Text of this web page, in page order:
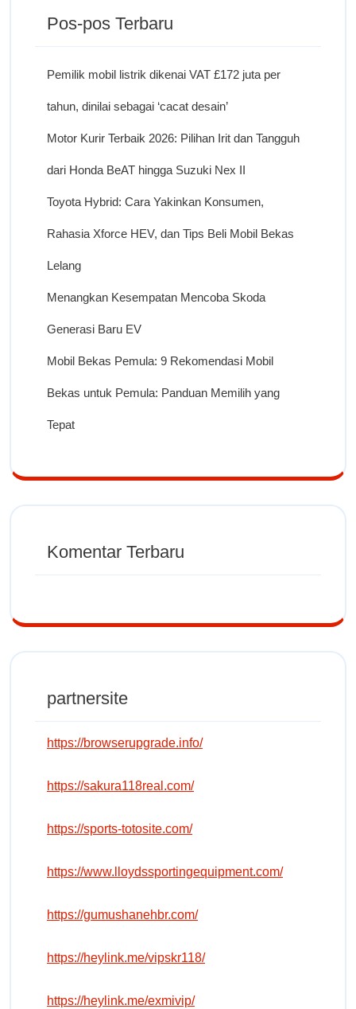
Pos-pos Terbaru
Pemilik mobil listrik dikenai VAT £172 juta per
tahun, dinilai sebagai ‘cacat desain’
Motor Kurir Terbaik 2026: Pilihan Irit dan Tangguh
dari Honda BeAT hingga Suzuki Nex II
Toyota Hybrid: Cara Yakinkan Konsumen,
Rahasia Xforce HEV, dan Tips Beli Mobil Bekas
Lelang
Menangkan Kesempatan Mencoba Skoda
Generasi Baru EV
Mobil Bekas Pemula: 9 Rekomendasi Mobil
Bekas untuk Pemula: Panduan Memilih yang
Tepat
Komentar Terbaru
partnersite
https://browserupgrade.info/
https://sakura118real.com/
https://sports-totosite.com/
https://www.lloydssportingequipment.com/
https://gumushanehbr.com/
https://heylink.me/vipskr118/
https://heylink.me/exmivip/